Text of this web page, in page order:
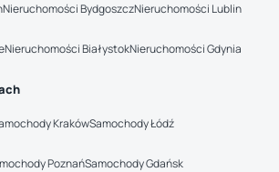
Nieruchomości BydgoszczNieruchomości Lublin
Nieruchomości BiałystokNieruchomości Gdynia
KrakówSamochody Łódź
PoznańSamochody Gdańsk